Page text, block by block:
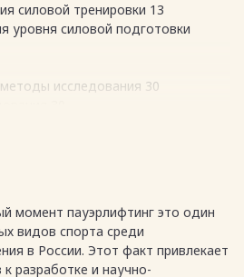
силовой тренировки 13
уровня силовой подготовки
исследования 30
31
и их
39
в начале
момент пауэрлифтинг это один
видов спорта среди
в России. Этот факт привлекает
разработке и научно-